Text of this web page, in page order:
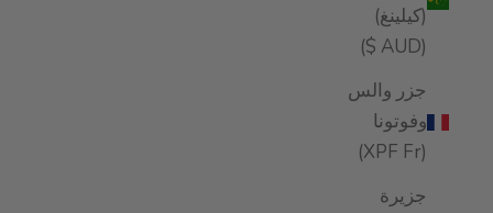
(كيلينغ)
(AUD $)
جزر والس
وفوتونا
(XPF Fr)
جزيرة